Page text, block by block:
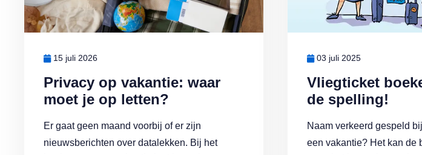
Privacy op vakantie: waar
moet je op letten?
15 juli 2026
Er gaat geen maand voorbij of er zijn
nieuwsberichten over datalekken. Bij het
Vliegticket
de spelling!
03 juli 2025
Naam verkeerd gespeld
een vakantie? Het kan de